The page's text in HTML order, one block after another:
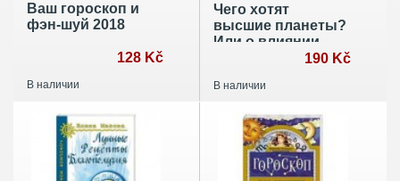
Ваш гороскоп и
фэн-шуй 2018
128 Kč
В наличии
Чего хотят
высшие планеты?
Или о влиянии
транзитов высших
развитие
190 Kč
В наличии